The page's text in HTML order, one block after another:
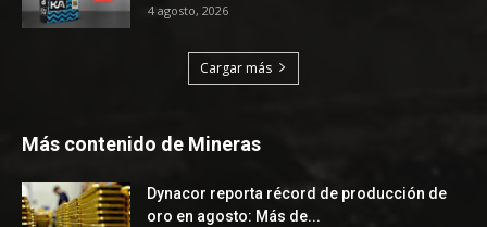
4 agosto, 2026
Cargar más
Más contenido de Mineras
Dynacor reporta récord de producción de
oro en agosto: Más de...